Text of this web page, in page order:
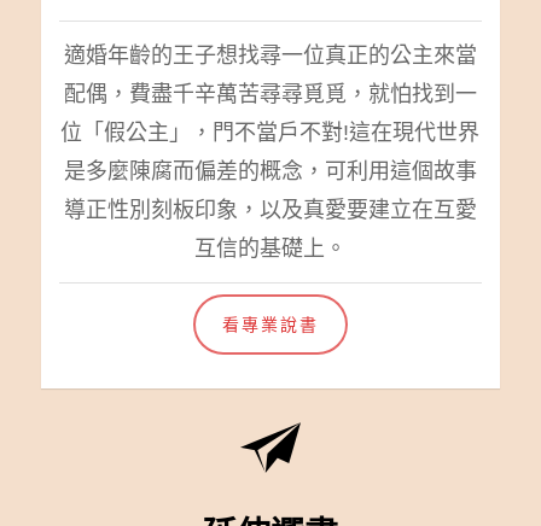
適婚年齡的王子想找尋一位真正的公主來當
配偶，費盡千辛萬苦尋尋覓覓，就怕找到一
位「假公主」，門不當戶不對!這在現代世界
是多麼陳腐而偏差的概念，可利用這個故事
導正性別刻板印象，以及真愛要建立在互愛
互信的基礎上。
看專業說書